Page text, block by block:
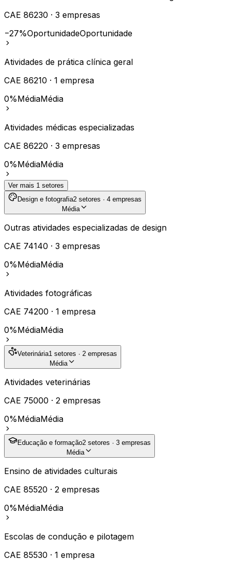
CAE 86230 · 3 empresas
−27%OportunidadeOportunidade
Atividades de prática clínica geral
CAE 86210 · 1 empresa
0%MédiaMédia
Atividades médicas especializadas
CAE 86220 · 3 empresas
0%MédiaMédia
Ver mais 1 setores
Design e fotografia2 setores · 4 empresas
Média
Outras atividades especializadas de design
CAE 74140 · 3 empresas
0%MédiaMédia
Atividades fotográficas
CAE 74200 · 1 empresa
0%MédiaMédia
Veterinária1 setores · 2 empresas
Média
Atividades veterinárias
CAE 75000 · 2 empresas
0%MédiaMédia
Educação e formação2 setores · 3 empresas
Média
Ensino de atividades culturais
CAE 85520 · 2 empresas
0%MédiaMédia
Escolas de condução e pilotagem
CAE 85530 · 1 empresa